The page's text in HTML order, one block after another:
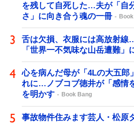
を残して自死した…夫が「自
さ」に向き合う魂の一冊
舌は欠損、衣服には高放射線
「世界一不気味な山岳遭難」
心を病んだ母が「4Lの大五郎
れに…ノブコブ徳井が「感情
を明かす
Book Bang
事故物件住みます芸人・松原